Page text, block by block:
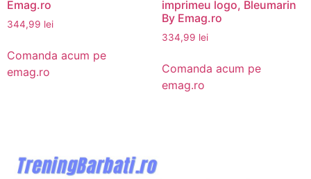
Emag.ro
344,99 lei
Comanda acum pe
emag.ro
imprimeu logo, Bleumarin
By Emag.ro
334,99 lei
Comanda acum pe
emag.ro